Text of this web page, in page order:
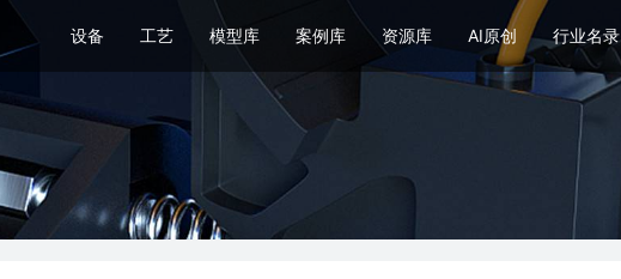
设备 工艺 模型库 案例库 资源库 AI原创 行业名录